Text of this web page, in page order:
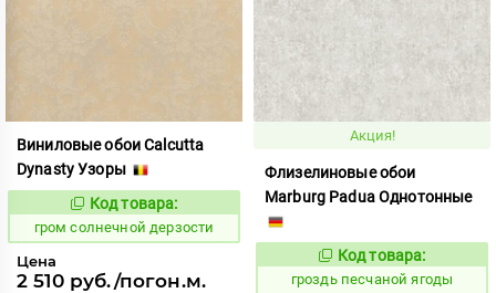
Виниловые обои Calcutta
Dynasty Узоры
Код:
355520
Код товара:
гром солнечной дерзости
Цена
2 510 руб./погон.м.
Акция!
Флизелиновые обои
Marburg Padua Однотонные
Код:
337249
Код товара:
гроздь песчаной ягоды